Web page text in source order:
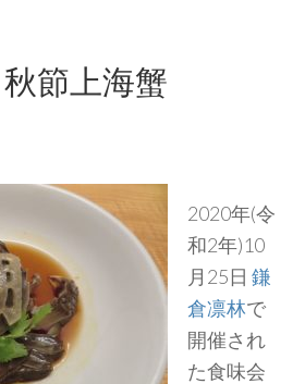
節上海蟹
2020年(令
和2年)10
月25日 鎌
倉凛林で
開催され
た食味会